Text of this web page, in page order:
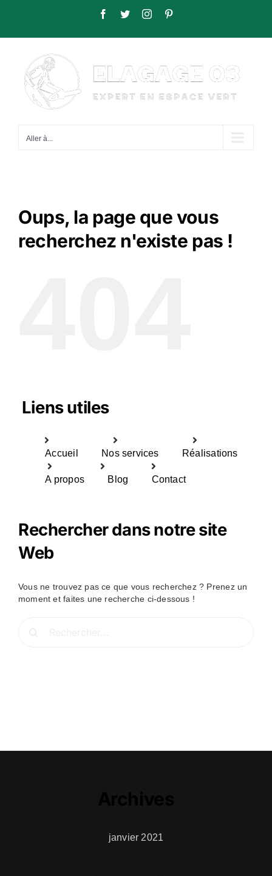
Facebook
TwitterInstagram
Aller à...
Oups, la page que vous
recherchez n'existe pas !
Liens utiles
Accueil Nos services Réalisations
A propos Blog Contact
Rechercher dans notre site
Web
Vous ne trouvez pas ce que vous recherchez ? Prenez un
moment et faites une recherche ci-dessous !
janvier 2021